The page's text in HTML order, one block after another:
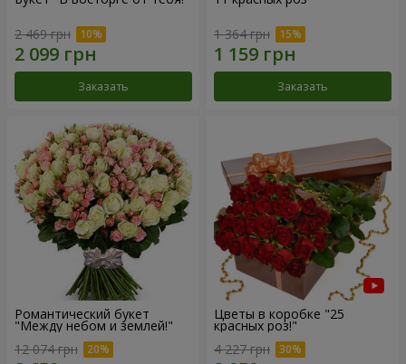
2 469 грн
Заказать
1 364 грн
Заказать
Романтический букет
"Между небом и землей!"
12 074 грн
Цветы в коробке "25
красных роз!"
4 227 грн